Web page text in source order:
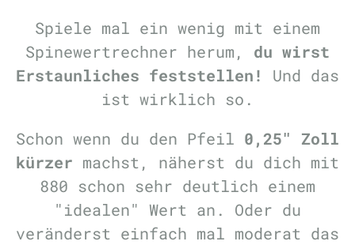
Spiele mal ein wenig mit einem
Spinewertrechner herum, du wirst
Erstaunliches feststellen!
Und das
ist wirklich so.
Schon wenn du den Pfeil 0,25" Zoll
kürzer machst, näherst du dich mit
880 schon sehr deutlich einem
"idealen" Wert an. Oder du
veränderst einfach mal moderat das